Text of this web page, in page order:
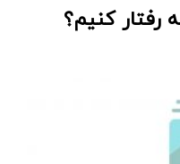
رفتار کنیم؟